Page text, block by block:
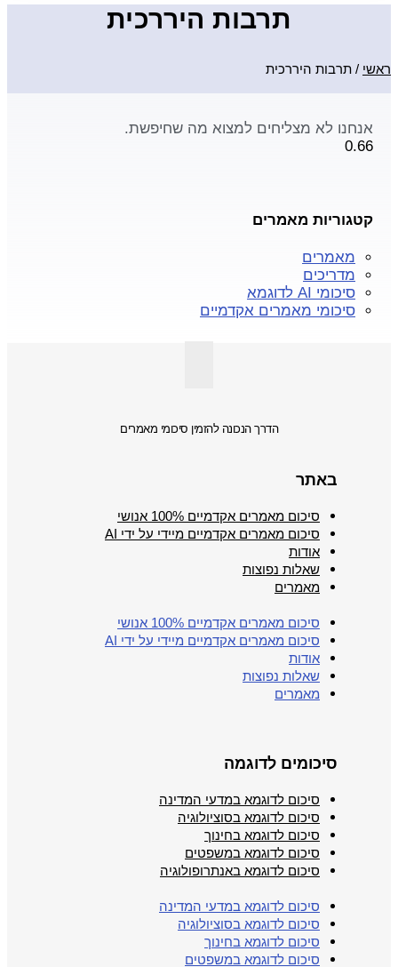
תרבות היררכית
ראשי / תרבות היררכית
אנחנו לא מצליחים למצוא מה שחיפשת.
קטגוריות מאמרים
מאמרים
מדריכים
סיכומי AI לדוגמא
סיכומי מאמרים אקדמיים
הדרך הנכונה להזמין סיכומי מאמרים
באתר
סיכום מאמרים אקדמיים 100% אנושי
סיכום מאמרים אקדמיים מיידי על ידי AI
אודות
שאלות נפוצות
מאמרים
סיכום מאמרים אקדמיים 100% אנושי
סיכום מאמרים אקדמיים מיידי על ידי AI
אודות
שאלות נפוצות
מאמרים
סיכומים לדוגמה
סיכום לדוגמא במדעי המדינה
סיכום לדוגמא בסוציולוגיה
סיכום לדוגמא בחינוך
סיכום לדוגמא במשפטים
סיכום לדוגמא באנתרופולוגיה
סיכום לדוגמא במדעי המדינה
סיכום לדוגמא בסוציולוגיה
סיכום לדוגמא בחינוך
סיכום לדוגמא במשפטים